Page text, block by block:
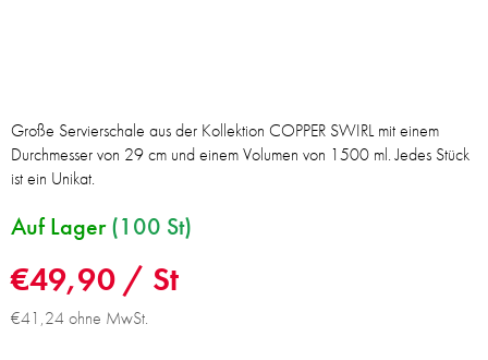
€49,90 / St
€41,24 ohne MwSt.
Auf Lager(100 St)
Große Servierschale aus der Kollektion COPPER SWIRL mit einem
Durchmesser von 29 cm und einem Volumen von 1500 ml. Jedes Stück
ist ein Unikat.